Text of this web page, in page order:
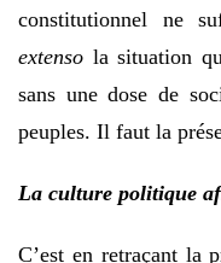
constitutionnel ne
extenso la situation
sans une dose de
peuples. Il faut la
La culture politique
C’est en retraçant la